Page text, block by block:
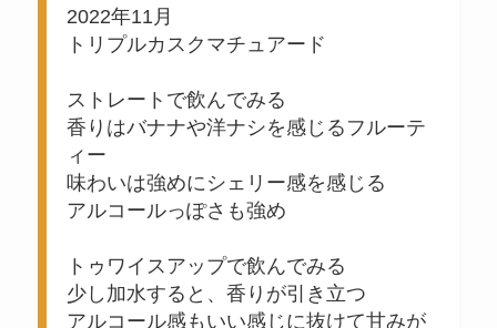
2022年11月
トリプルカスクマチュアード
ストレートで飲んでみる
香りはバナナや洋ナシを感じるフルーテ
ィー
味わいは強めにシェリー感を感じる
アルコールっぽさも強め
トゥワイスアップで飲んでみる
少し加水すると、香りが引き立つ
アルコール感もいい感じに抜けて甘みが